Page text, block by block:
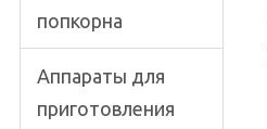
попкорна
Аппараты для
приготовления